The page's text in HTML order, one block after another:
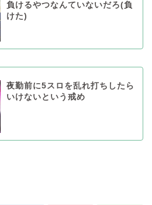
負けるやつなんていないだろ(負
けた)
夜勤前に5スロを乱れ打ちしたら
いけないという戒め